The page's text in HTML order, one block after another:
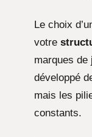
Le choix
votre
marques de
développé
mais les
constants.